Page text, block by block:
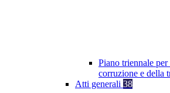
Piano triennale
corruzione e della
Atti generali 38